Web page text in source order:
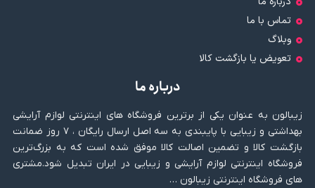
تماس با ما
وبلاگ
تعویض یا بازگشت کالا
درباره ما
زیبالون به عنوان یکی از برترین فروشگاه های اینترنتی لوازم آرایشی
بهداشتی و زیبایی با پایبندی به سه اصل ارسال رایگان ، ۷ روز ضمانت
بازگشت کالا و تضمین اصالت کالا موفق شده است که به بزرگ‌ترین
فروشگاه اینترنتی لوازم آرایشی و زیبایی در ایران تبدیل شود.مشتری
های فروشگاه اینترنتی زیبالون …